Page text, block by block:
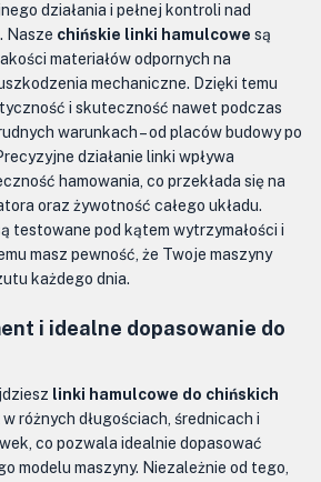
działania i pełnej kontroli nad
Nasze chińskie linki hamulcowe są
materiałów odpornych na
mechaniczne. Dzięki temu
i skuteczność nawet podczas
warunkach – od placów budowy po
działanie linki wpływa
hamowania, co przekłada się na
oraz żywotność całego układu.
testowane pod kątem wytrzymałości i
masz pewność, że Twoje maszyny
każdego dnia.
i idealne dopasowanie do
linki hamulcowe do chińskich
w różnych długościach, średnicach i
co pozwala idealnie dopasować
modelu maszyny. Niezależnie od tego,